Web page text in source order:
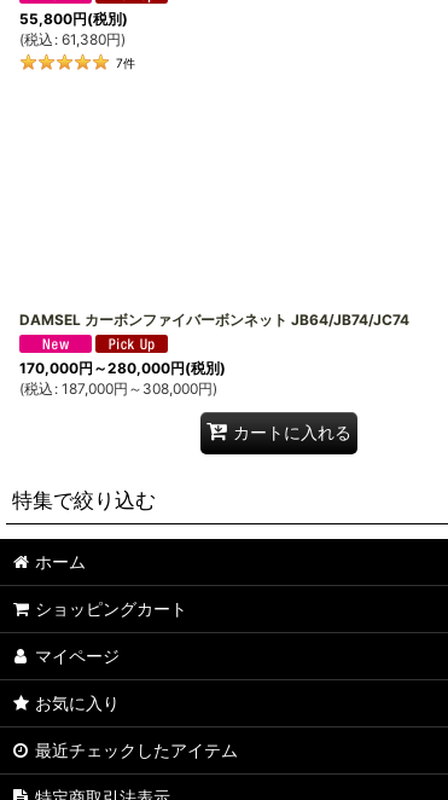
55,800円(税別)
(税込 : 61,380円)
7件
DAMSEL カーボンファイバーボンネット JB64/JB74/JC74
170,000円 ～280,000円(税別)
(税込 : 187,000円 ～308,000円)
カートに入れる
特集で絞り込む
DAMSEL
JA11
JB31
JB33/43
ホーム
ショッピングカート
マイページ
お気に入り
最近チェックしたアイテム